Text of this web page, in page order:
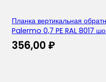
Планка вертикальная
Palermo 0,7 PE RAL 8017
356,00 ₽